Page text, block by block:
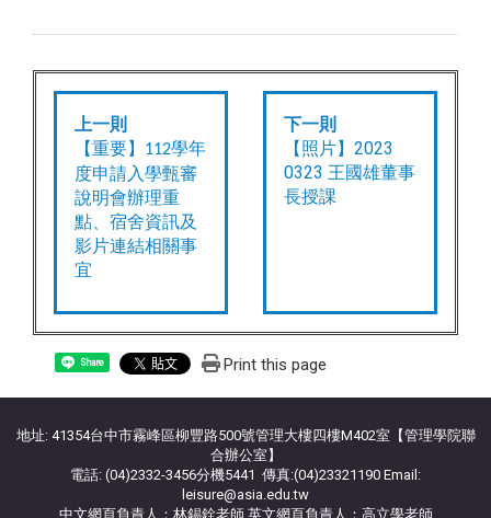
上一則
【重要】112學年
度申請入學甄審
說明會辦理重
點、宿舍資訊及
影片連結相關事
宜
下一則
【照片】2023
0323 王國雄董事
長授課
Share Print this page
地址: 41354台中市霧峰區柳豐路500號管理大樓四樓M402室【管理學院聯
合辦公室】
電話: (04)2332-3456分機5441 傳真:(04)23321190 Email:
leisure@asia.edu.tw
中文網頁負責人：林錫銓老師 英文網頁負責人：高立學老師